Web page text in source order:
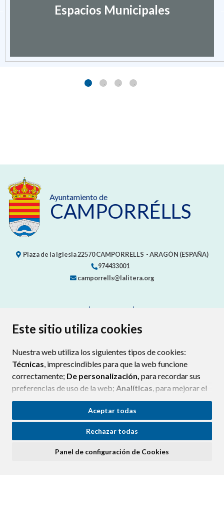
Este sitio utiliza cookies
Nuestra web utiliza los siguientes tipos de cookies:
Técnicas, imprescindibles para que la web funcione
correctamente; De personalización, para recordar sus
preferencias de uso de la web; Analíticas, para mejorar el
funcionamiento de la web y sus servicios.
Si acepta pulsando el botón“Aceptar todas”
consideramos que acepta su uso. Si pulsa el botón
ninguna acción, se guardarán las cookies técnicas
Aceptar todas
Rechazar todas
Panel de configuración de Cookies
Espacios Municipales
Ayuntamiento de
CAMPORRÉLLS
Plaza de la Iglesia22570 CAMPORRELLS - ARAGÓN (ESPAÑA)
974433001
camporrells@lalitera.org
PROTECCIÓN DE DATOS
POLÍTICA DE COOKIES